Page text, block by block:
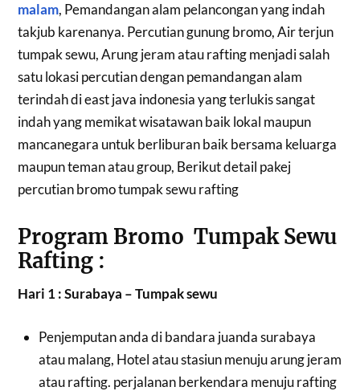
malam, Pemandangan alam pelancongan yang indah
takjub karenanya. Percutian gunung bromo, Air terjun
tumpak sewu, Arung jeram atau rafting menjadi salah
satu lokasi percutian dengan pemandangan alam
terindah di east java indonesia yang terlukis sangat
indah yang memikat wisatawan baik lokal maupun
mancanegara untuk berliburan baik bersama keluarga
maupun teman atau group, Berikut detail pakej
percutian bromo tumpak sewu rafting
Program Bromo Tumpak Sewu
Rafting :
Hari 1 : Surabaya – Tumpak sewu
Penjemputan anda di bandara juanda surabaya
atau malang, Hotel atau stasiun menuju arung jeram
atau rafting. perjalanan berkendara menuju rafting